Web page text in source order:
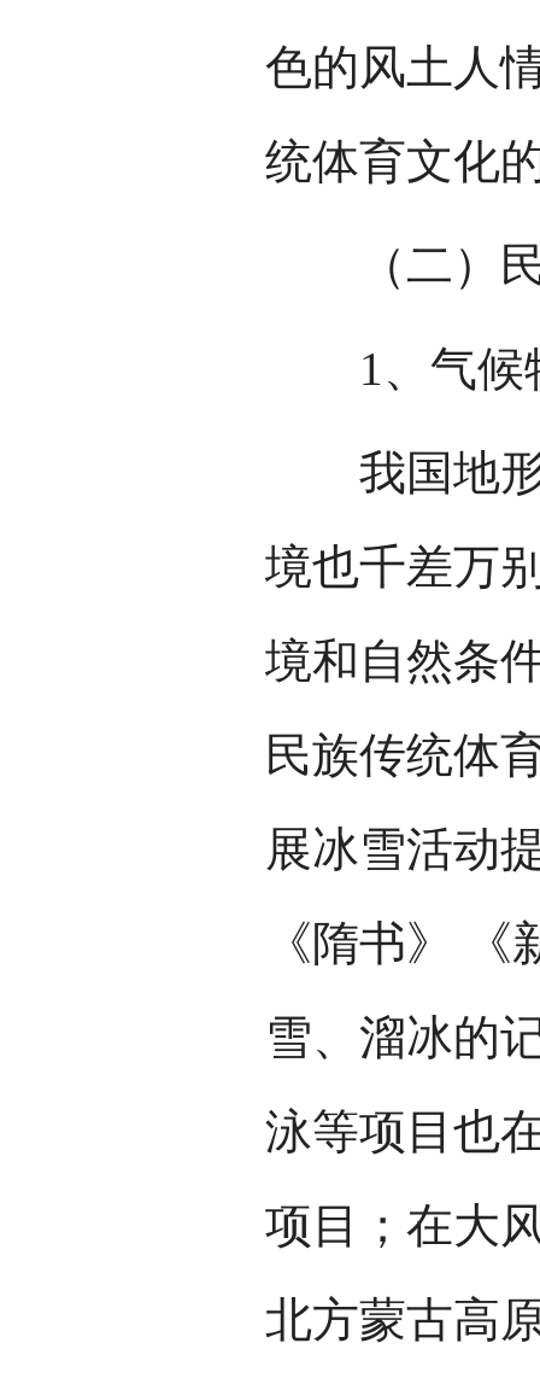
色的风土人
统体育文化
（二）民
1、气候
我国地形
境也千差万
境和自然条
民族传统体
展冰雪活动
《隋书》
雪、溜冰的
泳等项目也
项目；在大
北方蒙古高